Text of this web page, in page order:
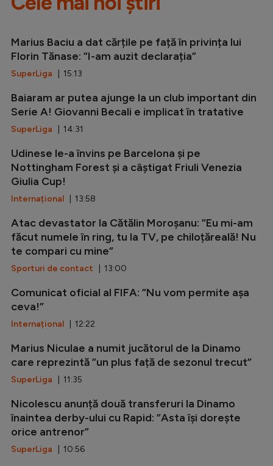
Marius Baciu a dat cărțile pe față în privința lui
Florin Tănase: ”I-am auzit declarația”
SuperLiga | 15:13
Baiaram ar putea ajunge la un club important din
Serie A! Giovanni Becali e implicat în tratative
SuperLiga | 14:31
Udinese le-a învins pe Barcelona și pe
Nottingham Forest și a câștigat Friuli Venezia
Giulia Cup!
Internațional | 13:58
Atac devastator la Cătălin Moroșanu: ”Eu mi-am
făcut numele în ring, tu la TV, pe chiloțăreală! Nu
te compari cu mine”
Sporturi de contact | 13:00
Comunicat oficial al FIFA: ”Nu vom permite așa
ceva!”
Internațional | 12:22
Marius Niculae a numit jucătorul de la Dinamo
care reprezintă ”un plus față de sezonul trecut”
SuperLiga | 11:35
Nicolescu anunță două transferuri la Dinamo
înaintea derby-ului cu Rapid: ”Asta își dorește
orice antrenor”
SuperLiga | 10:56